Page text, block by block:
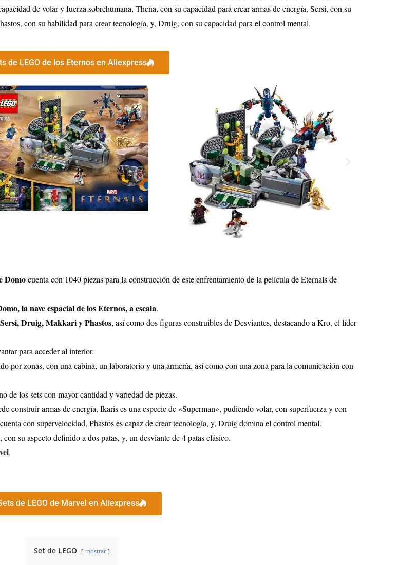
de volar y fuerza sobrehumana, Thena, con su capacidad para crear armas de energía, Sersi, con su
con su habilidad para crear tecnología, y, Druig, con su capacidad para el control mental.
de LEGO de los Eternos en Aliexpress
Domocuenta con 1040 piezas para la construcción de este enfrentamiento de la película de Eternals de
la nave espacial de los Eternos, a escala.
Druig, Makkari y Phastos, así como dos figuras construibles de Desviantes, destacando a Kro, el líder
para acceder al interior.
por zonas, con una cabina, un laboratorio y una armería, así como con una zona para la comunicación con
de los sets con mayor cantidad y variedad de piezas.
construir armas de energía, Ikaris es una especie de «Superman», pudiendo volar, con superfuerza y con
con supervelocidad, Phastos es capaz de crear tecnología, y, Druig domina el control mental.
su aspecto definido a dos patas, y, un desviante de 4 patas clásico.
.
de LEGO de Marvel en Aliexpress
Set de LEGO mostrar